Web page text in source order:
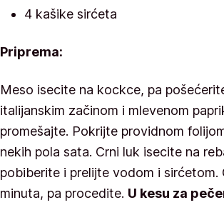
4 kašike sirćeta
Priprema:
Meso isecite na kockce, pa
italijanskim začinom i mlevenom
promešajte. Pokrijte providnom
nekih pola sata. Crni luk isecite na
pobiberite i prelijte vodom i sirćetom.
minuta, pa procedite. U kesu za